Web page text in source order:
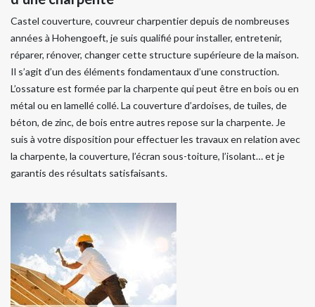
Castel couverture, couvreur charpentier depuis de nombreuses
années à Hohengoeft, je suis qualifié pour installer, entretenir,
réparer, rénover, changer cette structure supérieure de la maison.
Il s’agit d’un des éléments fondamentaux d’une construction.
L’ossature est formée par la charpente qui peut être en bois ou en
métal ou en lamellé collé. La couverture d’ardoises, de tuiles, de
béton, de zinc, de bois entre autres repose sur la charpente. Je
suis à votre disposition pour effectuer les travaux en relation avec
la charpente, la couverture, l’écran sous-toiture, l’isolant… et je
garantis des résultats satisfaisants.